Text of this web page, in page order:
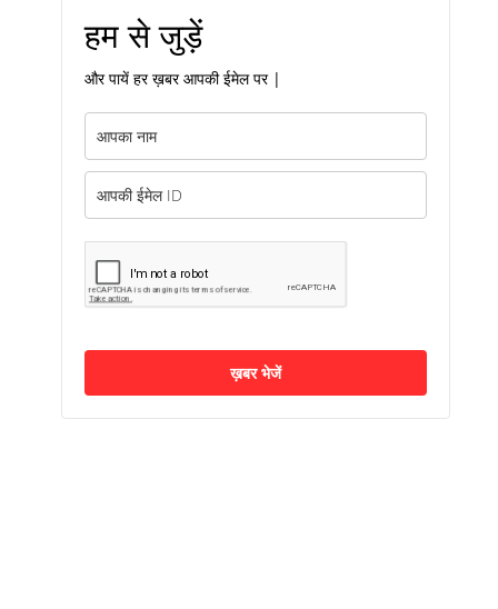
हम से जुड़ें
और पायें हर ख़बर आपकी ईमेल पर |
ख़बर भेजें